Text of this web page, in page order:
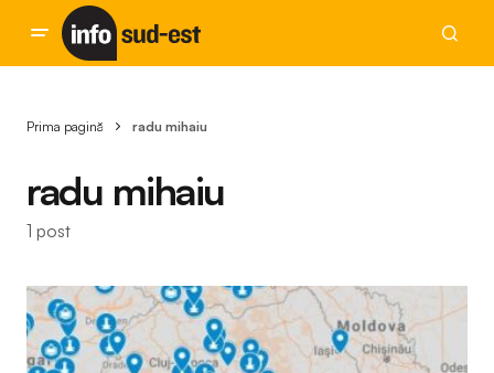
Prima pagină radu mihaiu
radu mihaiu
1 post